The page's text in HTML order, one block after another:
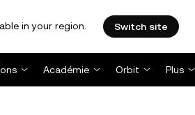
in your region. Switch site
Académie Orbit Plus